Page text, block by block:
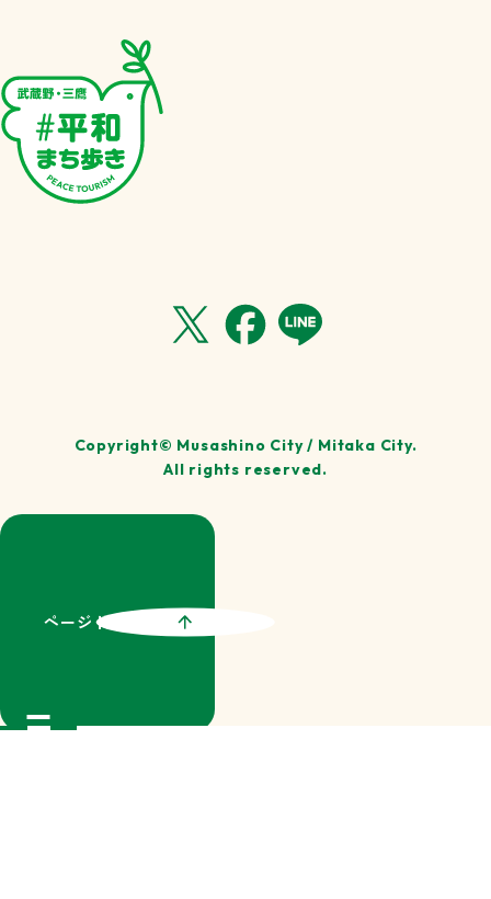
武蔵野・三鷹 #平和まち歩き
Copyright© Musashino City / Mitaka City.
All rights reserved.
ページトップ